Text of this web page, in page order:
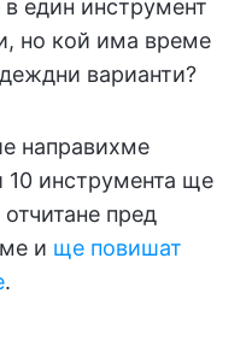
един инструмент
но кой има време
варианти?
направихме
10 инструмента ще
пред
и ще повишат
.